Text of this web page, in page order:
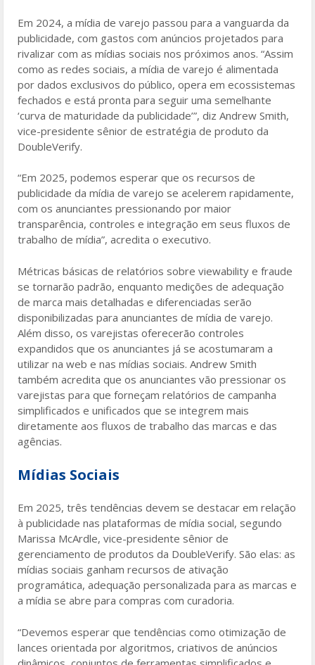
Em 2024, a mídia de varejo passou para a vanguarda da
publicidade, com gastos com anúncios projetados para
rivalizar com as mídias sociais nos próximos anos. “Assim
como as redes sociais, a mídia de varejo é alimentada
por dados exclusivos do público, opera em ecossistemas
fechados e está pronta para seguir uma semelhante
‘curva de maturidade da publicidade’”, diz Andrew Smith,
vice-presidente sênior de estratégia de produto da
DoubleVerify.
“Em 2025, podemos esperar que os recursos de
publicidade da mídia de varejo se acelerem rapidamente,
com os anunciantes pressionando por maior
transparência, controles e integração em seus fluxos de
trabalho de mídia”, acredita o executivo.
Métricas básicas de relatórios sobre viewability e fraude
se tornarão padrão, enquanto medições de adequação
de marca mais detalhadas e diferenciadas serão
disponibilizadas para anunciantes de mídia de varejo.
Além disso, os varejistas oferecerão controles
expandidos que os anunciantes já se acostumaram a
utilizar na web e nas mídias sociais. Andrew Smith
também acredita que os anunciantes vão pressionar os
varejistas para que forneçam relatórios de campanha
simplificados e unificados que se integrem mais
diretamente aos fluxos de trabalho das marcas e das
agências.
Mídias Sociais
Em 2025, três tendências devem se destacar em relação
à publicidade nas plataformas de mídia social, segundo
Marissa McArdle, vice-presidente sênior de
gerenciamento de produtos da DoubleVerify. São elas: as
mídias sociais ganham recursos de ativação
programática, adequação personalizada para as marcas e
a mídia se abre para compras com curadoria.
“Devemos esperar que tendências como otimização de
lances orientada por algoritmos, criativos de anúncios